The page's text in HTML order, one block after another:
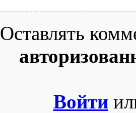
Оставлять
Войти